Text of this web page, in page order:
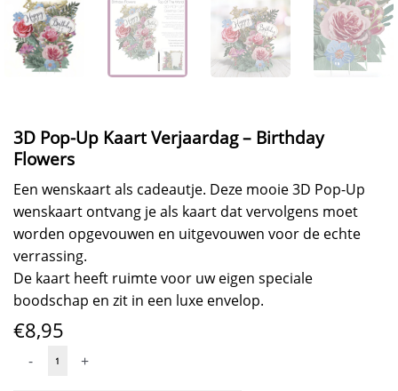
3D Pop-Up Kaart Verjaardag – Birthday
Flowers
Een wenskaart als cadeautje. Deze mooie 3D Pop-Up
wenskaart ontvang je als kaart dat vervolgens moet
worden opgevouwen en uitgevouwen voor de echte
verrassing.
De kaart heeft ruimte voor uw eigen speciale
boodschap en zit in een luxe envelop.
€8,95
- +